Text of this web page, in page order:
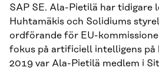
SAP SE. Ala-Pietilä har tidigare
Huhtamäkis och Solidiums
ordförande för EU-
fokus på artificiell intelligens på
2019 var Ala-Pietilä medlem i